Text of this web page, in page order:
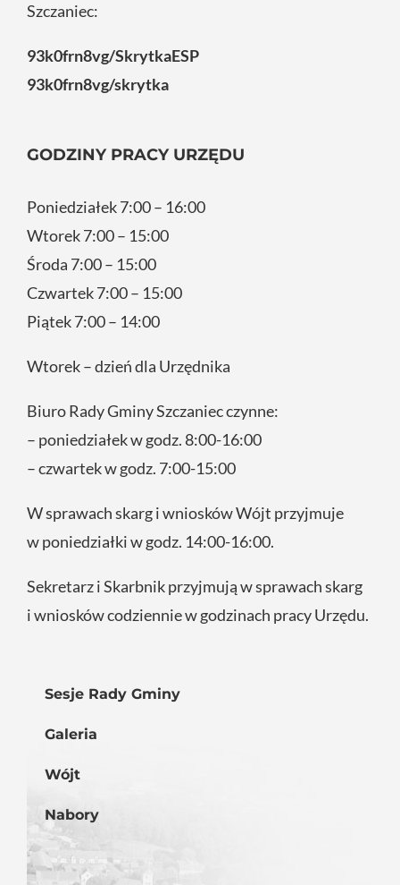
Szczaniec:
93k0frn8vg/SkrytkaESP
93k0frn8vg/skrytka
GODZINY PRACY URZĘDU
Poniedziałek 7:00 – 16:00
Wtorek 7:00 – 15:00
Środa 7:00 – 15:00
Czwartek 7:00 – 15:00
Piątek 7:00 – 14:00
Wtorek – dzień dla Urzędnika
Biuro Rady Gminy Szczaniec czynne:
– poniedziałek w godz. 8:00-16:00
– czwartek w godz. 7:00-15:00
W sprawach skarg i wniosków Wójt przyjmuje
w poniedziałki w godz. 14:00-16:00.
Sekretarz i Skarbnik przyjmują w sprawach skarg
i wniosków codziennie w godzinach pracy Urzędu.
Sesje Rady Gminy
Galeria
Wójt
Nabory